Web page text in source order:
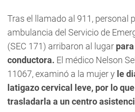
Tras el llamado al 911, personal
ambulancia del Servicio de
(SEC 171) arribaron al lugar
conductora. El médico Nelson
11067, examinó a la mujer y le
latigazo cervical leve, por lo
trasladarla a un centro